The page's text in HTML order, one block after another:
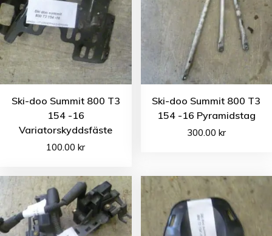
Ski-doo Summit 800 T3
154 -16
Variatorskyddsfäste
100.00kr
Ski-doo Summit 800 T3
154 -16 Pyramidstag
300.00 kr